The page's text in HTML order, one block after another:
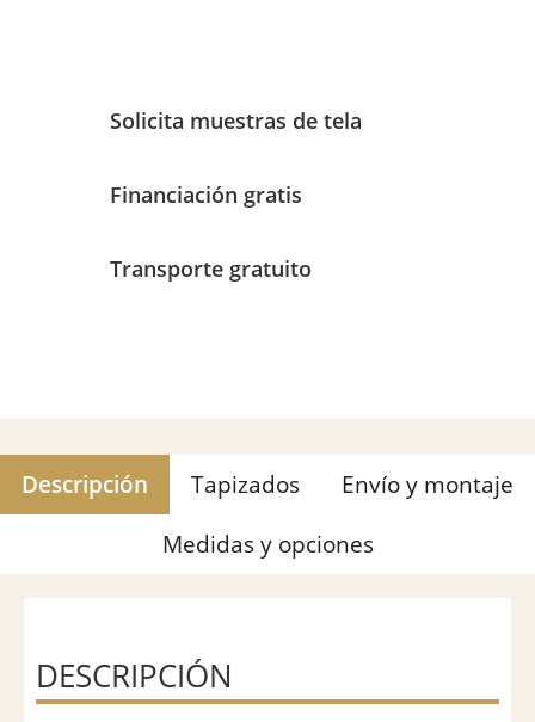
Solicita muestras de tela
Financiación gratis
Transporte gratuito
Descripción Tapizados
Envío y montaje
Medidas y opciones
DESCRIPCIÓN